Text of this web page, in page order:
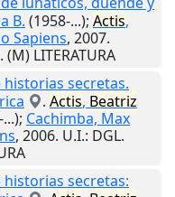
B. (1958-...); Actis,
Sapiens, 2007.
LITERATURA
secretas.
. Actis, Beatriz
Cachimba, Max
, 2006. U.I.: DGL.
secretas: